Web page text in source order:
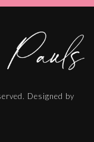
Designed by